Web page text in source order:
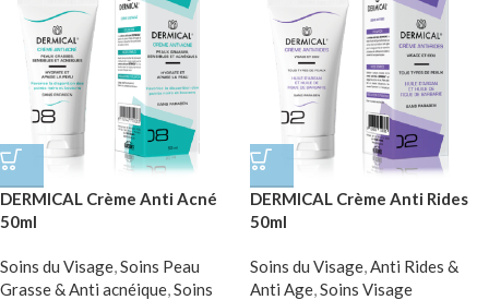
DERMICAL Crème Anti Acné
50ml
Soins du Visage,Soins Peau
Grasse & Anti acnéique,Soins
DERMICAL Crème Anti Rides
50ml
Soins du Visage,Anti Rides &
Anti Age,Soins Visage